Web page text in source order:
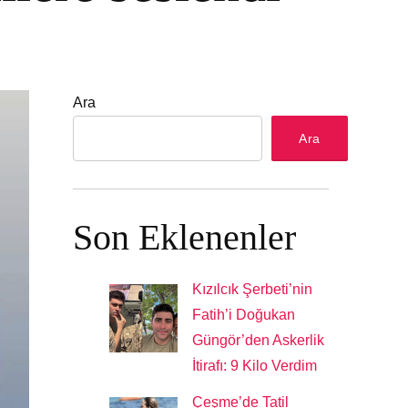
Ara
Ara
Son Eklenenler
Kızılcık Şerbeti’nin
Fatih’i Doğukan
Güngör’den Askerlik
İtirafı: 9 Kilo Verdim
Çeşme’de Tatil